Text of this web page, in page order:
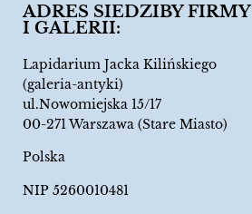
ADRES SIEDZIBY FIRMY
I GALERII:
Lapidarium Jacka Kilińskiego
(galeria-antyki)
ul.Nowomiejska 15/17
00-271 Warszawa (Stare Miasto)
Polska
NIP 5260010481